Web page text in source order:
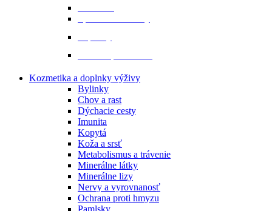
Kozmetika a doplnky výživy
Bylinky
Chov a rast
Dýchacie cesty
Imunita
Kopytá
Koža a srsť
Metabolismus a trávenie
Minerálne látky
Minerálne lizy
Nervy a vyrovnanosť
Ochrana proti hmyzu
Pamlsky